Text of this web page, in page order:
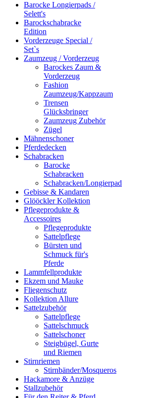
Barocke Longierpads /
Selett's
Barockschabracke
Edition
Vorderzeuge Special /
Set`s
Zaumzeug / Vorderzeug
Barockes Zaum &
Vorderzeug
Fashion
Zaumzeug/Kappzaum
Trensen
Glücksbringer
Zaumzeug Zubehör
Zügel
Mähnenschoner
Pferdedecken
Schabracken
Barocke
Schabracken
Schabracken/Longierpad
Gebisse & Kandaren
Glööckler Kollektion
Pflegeprodukte &
Accessoires
Pflegeprodukte
Sattelpflege
Bürsten und
Schmuck für's
Pferde
Lammfellprodukte
Ekzem und Mauke
Fliegenschutz
Kollektion Allure
Sattelzubehör
Sattelpflege
Sattelschmuck
Sattelschoner
Steigbügel, Gurte
und Riemen
Stirnriemen
Stirnbänder/Mosqueros
Hackamore & Anzüge
Stallzubehör